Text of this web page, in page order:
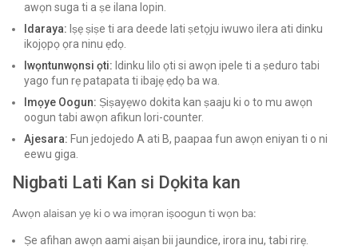
awọn suga ti a ṣe ilana lopin.
Idaraya: Iṣẹ ṣiṣe ti ara deede lati ṣetọju iwuwo ilera ati dinku
ikojọpọ ọra ninu ẹdọ.
Iwọntunwọnsi ọti: Idinku lilo ọti si awọn ipele ti a ṣeduro tabi
yago fun rẹ patapata ti ibajẹ ẹdọ ba wa.
Imọye Oogun: Ṣiṣayẹwo dokita kan ṣaaju ki o to mu awọn
oogun tabi awọn afikun lori-counter.
Ajesara: Fun jedojedo A ati B, paapaa fun awọn eniyan ti o ni
eewu giga.
Nigbati Lati Kan si Dọkita kan
Awọn alaisan yẹ ki o wa imọran iṣoogun ti wọn ba:
Ṣe afihan awọn aami aiṣan bii jaundice, irora inu, tabi rirẹ.